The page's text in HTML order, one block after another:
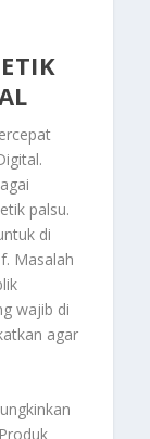
.
palsu.
di
Masalah
wajib di
agar